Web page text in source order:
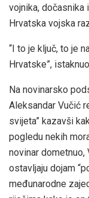
vojnika, dočasnika
Hrvatska vojska
“I to je ključ, to je
Hrvatske”,
Na novinarsko
Aleksandar Vučić
svijeta” kazavši
pogledu nekih
novinar dometnuo,
ostavljaju dojam
međunarodne